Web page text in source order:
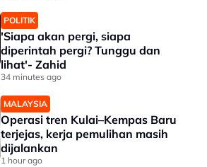
POLITIK
'Siapa akan pergi, siapa
diperintah pergi? Tunggu dan
lihat'- Zahid
34 minutes ago
MALAYSIA
Operasi tren Kulai–Kempas Baru
terjejas, kerja pemulihan masih
dijalankan
1 hour ago